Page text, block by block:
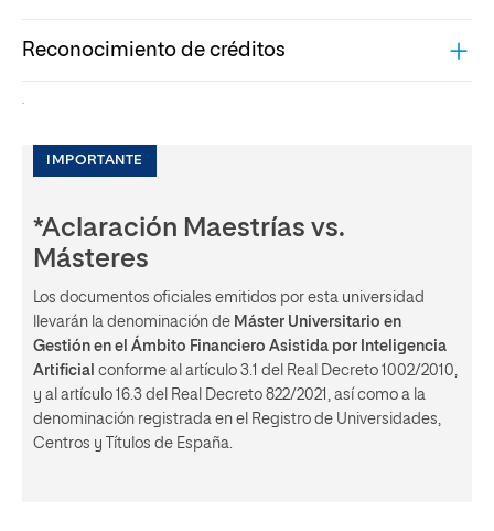
Reconocimiento de créditos
.
IMPORTANTE
*Aclaración Maestrías vs.
Másteres
Los documentos oficiales emitidos por esta universidad
llevarán la denominación de Máster Universitario en
Gestión en el Ámbito Financiero Asistida por Inteligencia
Artificial conforme al artículo 3.1 del Real Decreto 1002/2010,
y al artículo 16.3 del Real Decreto 822/2021, así como a la
denominación registrada en el Registro de Universidades,
Centros y Títulos de España.